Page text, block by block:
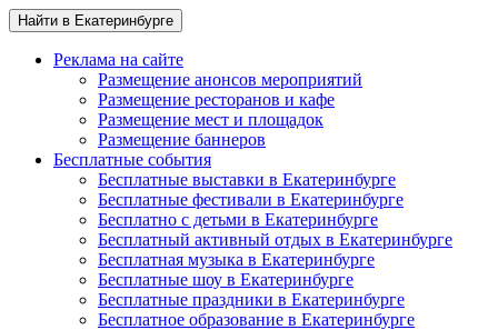
Найти в Екатеринбурге
Реклама на сайте
Размещение анонсов мероприятий
Размещение ресторанов и кафе
Размещение мест и площадок
Размещение баннеров
Бесплатные события
Бесплатные выставки в Екатеринбурге
Бесплатные фестивали в Екатеринбурге
Бесплатно с детьми в Екатеринбурге
Бесплатный активный отдых в Екатеринбурге
Бесплатная музыка в Екатеринбурге
Бесплатные шоу в Екатеринбурге
Бесплатные праздники в Екатеринбурге
Бесплатное образование в Екатеринбурге